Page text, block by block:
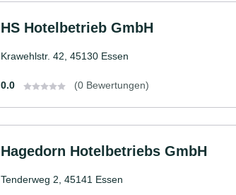
HS Hotelbetrieb GmbH
Krawehlstr. 42, 45130 Essen
0.0 (0 Bewertungen)
Hagedorn Hotelbetriebs GmbH
Tenderweg 2, 45141 Essen